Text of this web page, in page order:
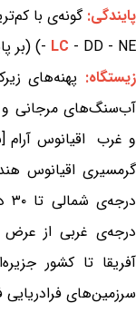
پایندگی:
- LC - DD - NE) (بر پایه‌ی سیاهه‌ی سرخ IUCN)
زیستگاه: پهنه‌های
آب‌سنگ‌های مرجانی و
درجه‌ی غربی از عرض
آفریقا تا کشور
سرزمین‌های فرادریایی